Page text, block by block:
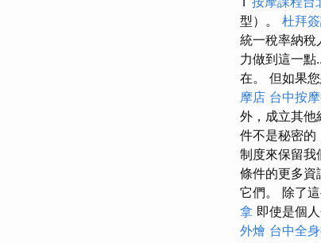
型）。 杜拜
統一稅率納稅
力做到這一點
在。 但如果
摩店 台中按
外，成立其他
件不是秘密的
制度來保留我
條件的更多資
它們。 除了
拿 即使是個
外燴 台中全